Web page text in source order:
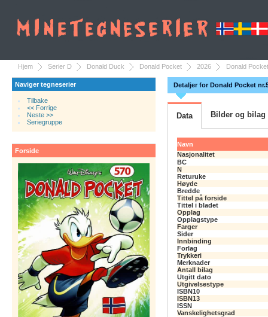
Hjem Serier D Donald Duck Donald Pocket 2026 Donald
Naviger tegneserier
Tilbake
<< Forrige
Neste >>
Seriegruppe
Forside
Detaljer for Donald Pocket
Data Bilder og bilag
Navn
Nasjonalitet
BC
N
Returuke
Høyde
Bredde
Tittel på forside
Tittel i bladet
Opplag
Opplagstype
Farger
Sider
Innbinding
Forlag
Trykkeri
Merknader
Antall bilag
Utgitt dato
Utgivelsestype
ISBN10
ISBN13
ISSN
Vanskelighetsgrad